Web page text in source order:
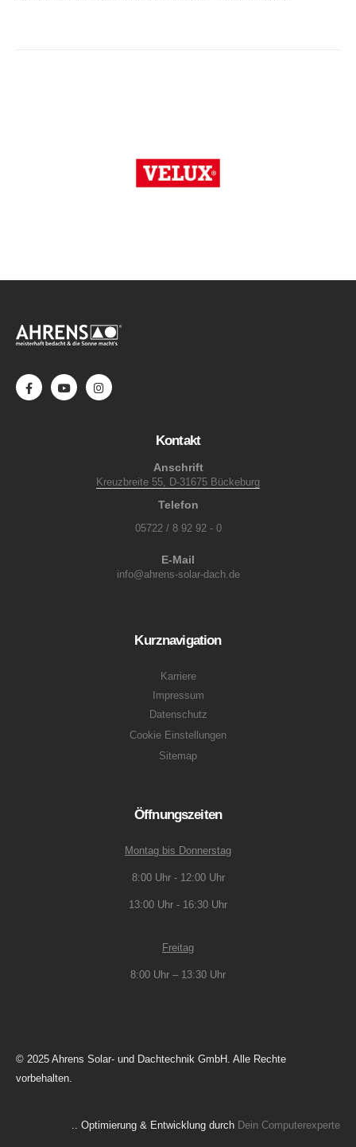
Kontakt
Anschrift
Kreuzbreite 55, D-31675 Bückeburg
Telefon
05722 / 8 92 92 - 0
E-Mail
info@ahrens-solar-dach.de
Kurznavigation
Karriere
Impressum
Datenschutz
Cookie Einstellungen
Sitemap
Öffnungszeiten
Montag bis Donnerstag
8:00 Uhr - 12:00 Uhr
13:00 Uhr - 16:30 Uhr
Freitag
8:00 Uhr – 13:30 Uhr
© 2025 Ahrens Solar- und Dachtechnik GmbH. Alle Rechte
vorbehalten.
.. Optimierung & Entwicklung durch Dein Computerexperte